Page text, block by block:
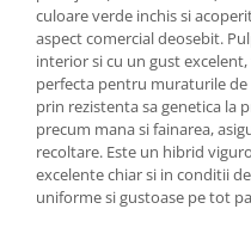
culoare verde inchis si
aspect comercial deosebit.
interior si cu un gust
perfecta pentru muraturile de
prin rezistenta sa genetica la
precum mana si fainarea,
recoltare. Este un hibrid
excelente chiar si in conditii
uniforme si gustoase pe tot